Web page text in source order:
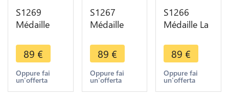
S1269
Médaille
Rembrandt
1655 Silver
950/1000
Proof ->
89 €
Oppure fai
un'offerta
S1267
Médaille
Nicolas
Ruts
Rembrandt
1631 Silver
89 €
Oppure fai
un'offerta
S1266
Médaille La
de Croix
Rembrandt
1633 Silver
950/1000
89 €
Oppure fai
un'offerta